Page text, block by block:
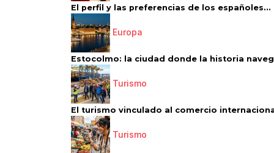
El perfil y las preferencias de los españoles...
Europa
Estocolmo: la ciudad donde la historia
Turismo
El turismo vinculado al comercio
Turismo